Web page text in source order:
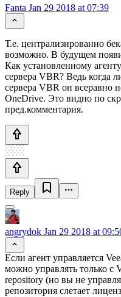
Fanta Jan 29 2018 at 07:39
Т.е. централизированно
возможно. В будущем
Как установленному
сервера VBR? Ведь когда
сервера VBR он всеравно
OneDrive. Это видно по
пред.комментария.
Reply
angrydok Jan 29 2018 at
Если агент управляется
можно управлять только с
repository (но вы не
репозитория слетает